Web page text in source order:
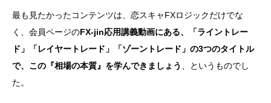
最も見たかったコンテンツは、恋スキャFXロジックだけでな
く、会員ページのFX-jin応用講義動画にある、「ライントレー
ド」「レイヤートレード」「ゾーントレード」の3つのタイトル
で、この『相場の本質』を学んできましょう
、というものでし
た。